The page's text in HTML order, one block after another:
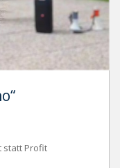
statt Profit